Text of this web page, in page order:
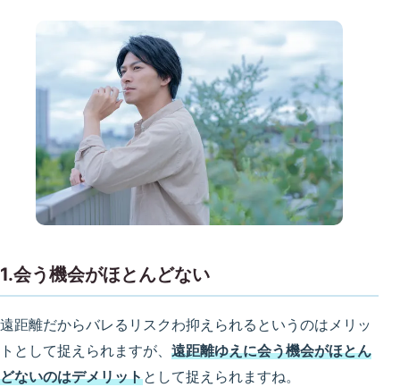
1.会う機会がほとんどない
遠距離だからバレるリスクわ抑えられるというのはメリッ
トとして捉えられますが、 遠距離ゆえに会う機会がほとん
どないのはデメリットとして捉えられますね。